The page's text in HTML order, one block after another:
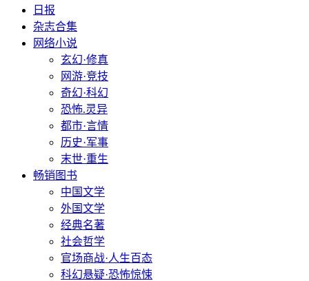
日报
杂志合集
网络小说
玄幻·修真
网游·竞技
奇幻·科幻
恐怖.灵异
都市·言情
历史·军事
末世·重生
畅销图书
中国文学
外国文学
经典名著
社会哲学
官场商战·人生百态
科幻悬疑·恐怖惊悚